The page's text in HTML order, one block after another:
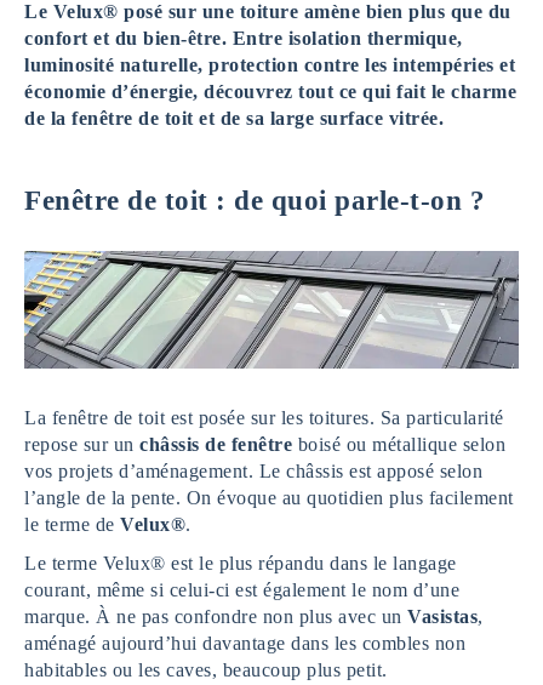
Le Velux® posé sur une toiture amène bien plus que du
confort et du bien-être. Entre isolation thermique,
luminosité naturelle, protection contre les intempéries et
économie d’énergie, découvrez tout ce qui fait le charme
de la fenêtre de toit et de sa large surface vitrée.
Fenêtre de toit : de quoi parle-t-on ?
La fenêtre de toit est posée sur les toitures. Sa particularité
repose sur un châssis de fenêtre boisé ou métallique selon
vos projets d’aménagement. Le châssis est apposé selon
l’angle de la pente. On évoque au quotidien plus facilement
le terme de Velux®.
Le terme Velux® est le plus répandu dans le langage
courant, même si celui-ci est également le nom d’une
marque. À ne pas confondre non plus avec un Vasistas,
aménagé aujourd’hui davantage dans les combles non
habitables ou les caves, beaucoup plus petit.